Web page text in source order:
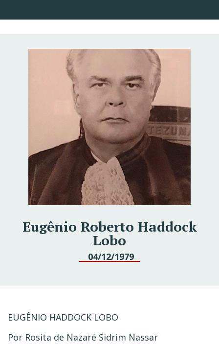
Eugênio Roberto Haddock
Lobo
04/12/1979
EUGÊNIO HADDOCK LOBO
Por Rosita de Nazaré Sidrim Nassar